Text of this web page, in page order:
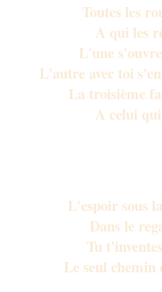
Toutes les
A qui les
L'une
L'autre avec toi
La troisième
A celui
L'espoir sous
Dans le
Tu
Le seul